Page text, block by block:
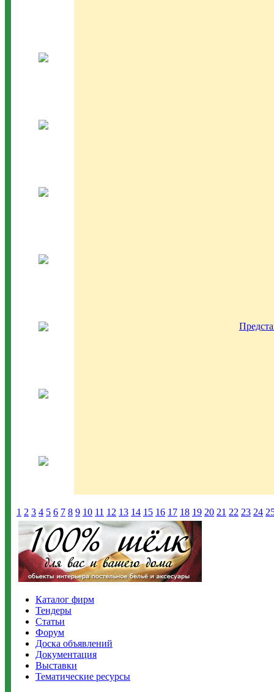
1 2 3 4 5 6 7 8 9 10 11 12 13 14 15 16 17 18 19 20 21 22 23 24
Каталог фирм
Тендеры
Статьи
Форум
Доска объявлений
Документация
Выставки
Тематические ресурсы